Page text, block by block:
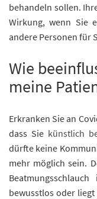
behandeln sollen.
Wirkung, wenn Sie
andere Personen für
Wie
meine
Erkranken Sie an
dass Sie künstlich
dürfte keine
mehr möglich sein.
bewusstlos oder